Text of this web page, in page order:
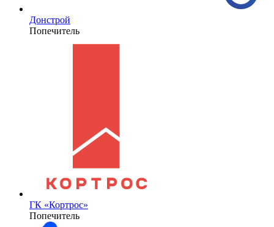
Донстрой
Попечитель
ГК «Кортрос»
Попечитель